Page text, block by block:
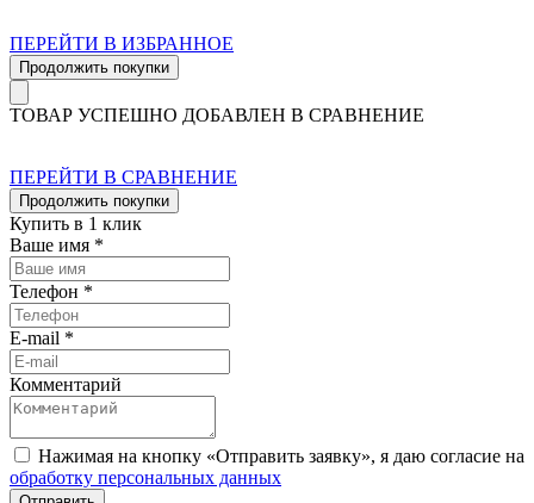
ПЕРЕЙТИ В ИЗБРАННОЕ
Продолжить покупки
ТОВАР УСПЕШНО ДОБАВЛЕН В СРАВНЕНИЕ
ПЕРЕЙТИ В СРАВНЕНИЕ
Продолжить покупки
Купить в 1 клик
Ваше имя *
Телефон *
E-mail *
Комментарий
Нажимая на кнопку «Отправить заявку», я даю согласие на
обработку персональных данных